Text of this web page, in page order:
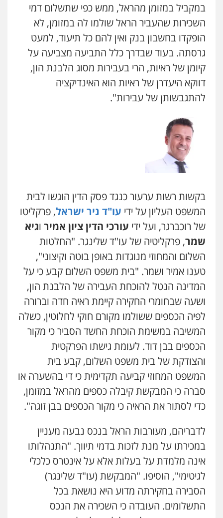
במקביל במזומן מהראל, ממש כפי שתשלום דמי
השכירות שהעביר הראל שולמו לה במזומן, לא
הופקדו בחשבון בנק ואין להם כל תיעוד, למעט
גרסתה. בעוד שבדרך כלל התביעה מצביעה על
קיומן של ראיות, הרי בעבירות מסוג הלבנת הון,
דווקא היעדרן של ראיות הוא האינדיקציה
להתגבשותן של עבירות".
בקשות רשות ערעור כנגד פסק הדין הוגשו לבית
המשפט העליון על ידי עו"ד ניר ישראל, פרקליטו
של רוכברגר, ועל ידי עורכי הדין ציון אמיר וגיא
שמר, פרקליטיה של עו"ד שלינגר. "החלטות
השלום והמחוזי מנוגדות באופן בוטה וקיצוני",
טענו אמיר ושמר. "בית משפט השלום קבע כי על
המדינה הנטל להוכחת העבירה של הלבנת הון,
ושעה שבחומרי החקירה קיימת ראיה חדה וברורה
לפיה הכספים ששולמו מקורם חוקי לחלוטין, כשלה
המשיבה במשימת הוכחת החשד הסביר כי מקור
הכספים בבן דוד. לעומת גישתו הפרקטית
והצודקת של בית משפט השלום, קבע בית
המשפט המחוזי קביעה תקדימית כי די בהשערה או
סברה כי המבקשת קיבלה כספים מהראל במזומן,
כדי לסתור את הראיה כי מקור הכספים בבן זוגה".
לדבריהם, מעורבות הראל בנכס נבעה מעניין
במכירתו על מנת לזכות בדמי תיווך. "התנהלותו
אינה מלמדת על בעלות אלא על אינטרס כלכלי
לגיטימי", הוסיפו. "המבקשת (עו"ד שלינגר)
הסבירה בחקירתה מדוע היא נושאת בכל
התשלומים. העובדה כי השכירה את הנכס